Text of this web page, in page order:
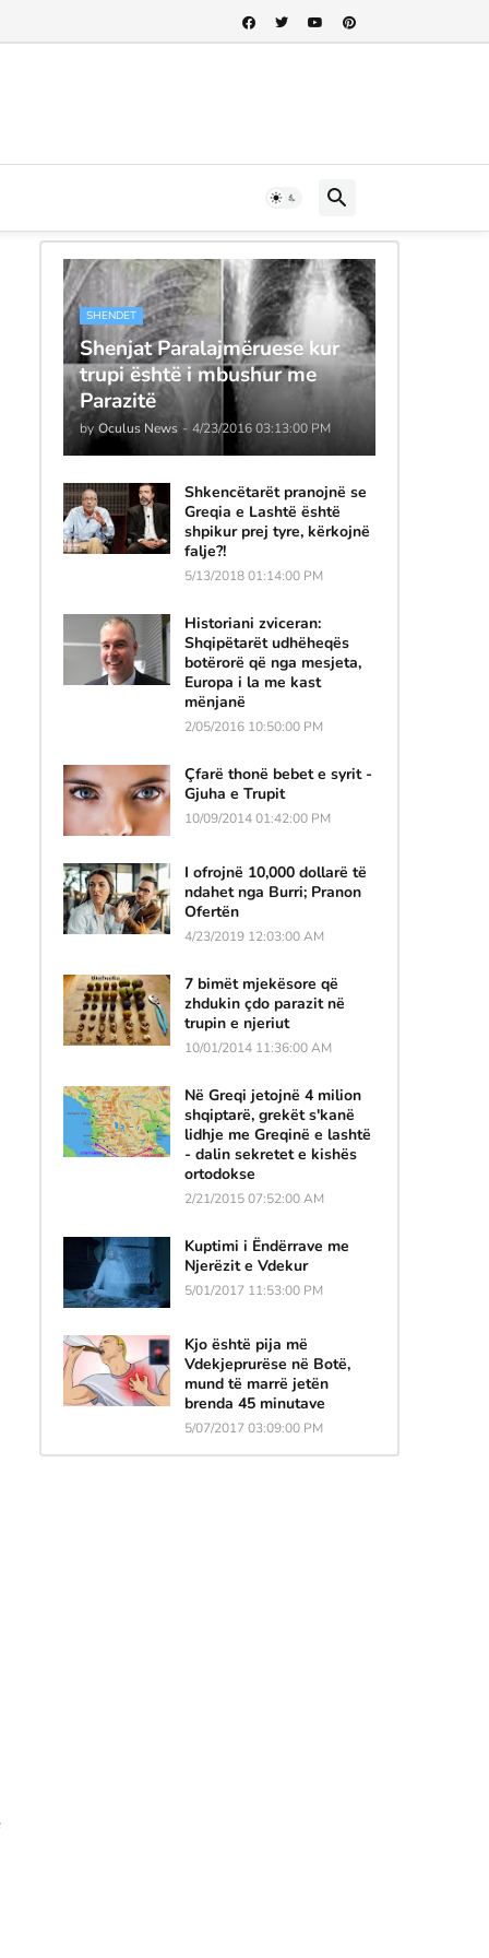
SHENDET
Shenjat Paralajmëruese kur
trupi është i mbushur me
Parazitë
by Oculus News - 4/23/2016 03:13:00 PM
Shkencëtarët pranojnë se
Greqia e Lashtë është
shpikur prej tyre, kërkojnë
falje?!
5/13/2018 01:14:00 PM
Historiani zviceran:
Shqipëtarët udhëheqës
botërorë që nga mesjeta,
Europa i la me kast
mënjanë
2/05/2016 10:50:00 PM
Çfarë thonë bebet e syrit -
Gjuha e Trupit
10/09/2014 01:42:00 PM
I ofrojnë 10,000 dollarë të
ndahet nga Burri; Pranon
Ofertën
4/23/2019 12:03:00 AM
7 bimët mjekësore që
zhdukin çdo parazit në
trupin e njeriut
10/01/2014 11:36:00 AM
Në Greqi jetojnë 4 milion
shqiptarë, grekët s'kanë
lidhje me Greqinë e lashtë
- dalin sekretet e kishës
ortodokse
2/21/2015 07:52:00 AM
Kuptimi i Ëndërrave me
Njerëzit e Vdekur
5/01/2017 11:53:00 PM
Kjo është pija më
Vdekjeprurëse në Botë,
mund të marrë jetën
brenda 45 minutave
5/07/2017 03:09:00 PM